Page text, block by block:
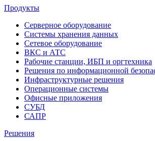
Продукты
Серверное оборудование
Системы хранения данных
Сетевое оборудование
ВКС и АТС
Рабочие станции, ИБП и оргтехника
Решения по информационной
Инфраструктурные решения
Операционные системы
Офисные приложения
СУБД
САПР
Решения